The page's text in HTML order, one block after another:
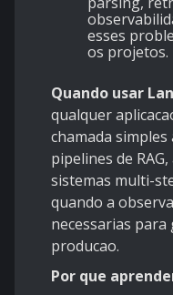
esses
os projetos.
Quando usar
qualquer
chamada
pipelines de
sistemas multi-
quando a
necessarias
producao.
Por que